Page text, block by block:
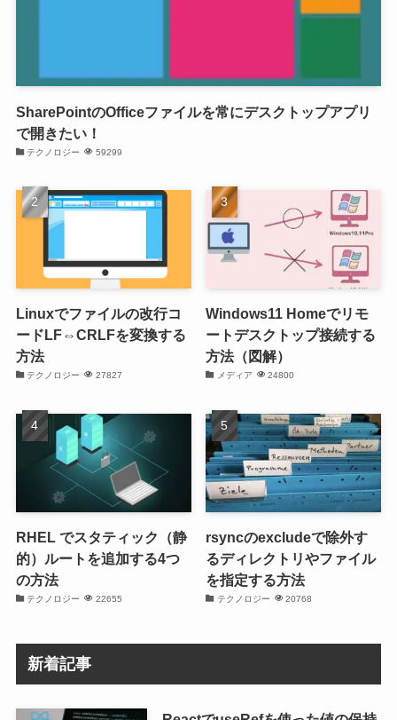
SharePointのOfficeファイルを常にデスクトップアプリ
で開きたい！
テクノロジー 59299
Linuxでファイルの改行コ
ードLF⇔CRLFを変換する
方法
テクノロジー 27827
Windows11 Homeでリモ
ートデスクトップ接続する
方法（図解）
メディア 24800
RHEL でスタティック（静
的）ルートを追加する4つ
の方法
テクノロジー 22655
rsyncのexcludeで除外す
るディレクトリやファイル
を指定する方法
テクノロジー 20768
新着記事